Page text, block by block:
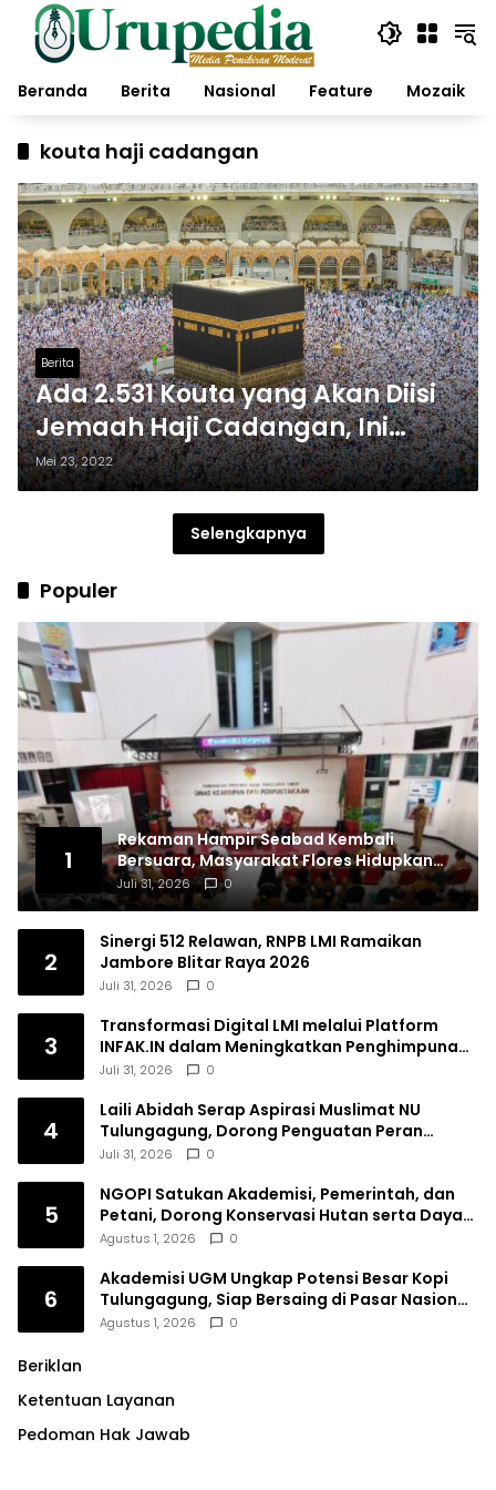
Langsung
konten
Beranda
Berita Nasional Feature Mozaik
kouta haji cadangan
Berita
Ada 2.531 Kouta yang Akan Diisi
Jemaah Haji Cadangan, Ini
Ketentuannya
Mei 23, 2022
Selengkapnya
Populer
1
Rekaman Hampir Seabad Kembali
Bersuara, Masyarakat Flores Hidupkan
Lagi Ingatan Leluhur
Juli 31, 2026 0
2
Sinergi 512 Relawan, RNPB LMI Ramaikan
Jambore Blitar Raya 2026
Juli 31, 2026 0
3
Transformasi Digital LMI melalui Platform
INFAK.IN dalam Meningkatkan Penghimpunan
Dana Filantropi Islam
Juli 31, 2026 0
4
Laili Abidah Serap Aspirasi Muslimat NU
Tulungagung, Dorong Penguatan Peran
Perempuan
Juli 31, 2026 0
5
NGOPI Satukan Akademisi, Pemerintah, dan
Petani, Dorong Konservasi Hutan serta Daya
Saing Kopi Tulungagung
Agustus 1, 2026 0
6
Akademisi UGM Ungkap Potensi Besar Kopi
Tulungagung, Siap Bersaing di Pasar Nasional
hingga Dunia
Agustus 1, 2026 0
Beriklan
Ketentuan Layanan
Pedoman Hak Jawab